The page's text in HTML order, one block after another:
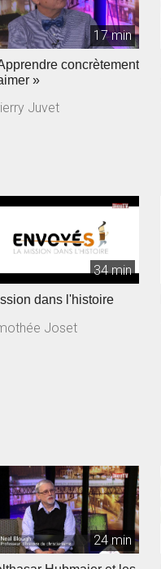
17 min
concrètement
»
Juvet
34 min
dans l'histoire
Joset
24 min